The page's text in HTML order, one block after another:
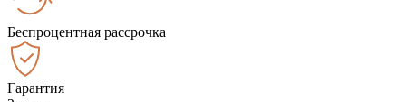
Беспроцентная рассрочка
Гарантия